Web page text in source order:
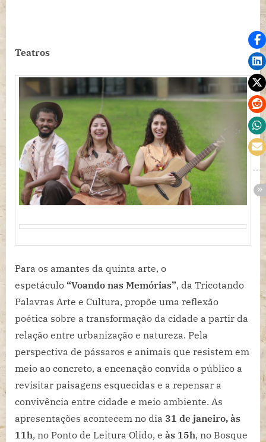
Teatros
Para os amantes da quinta arte, o
espetáculo “Voando nas Memórias”, da Tricotando
Palavras Arte e Cultura, propõe uma reflexão
poética sobre a transformação da cidade a partir da
relação entre urbanização e natureza. Pela
perspectiva de pássaros e animais que resistem em
meio ao concreto, a encenação convida o público a
revisitar paisagens esquecidas e a repensar a
convivência entre cidade e meio ambiente. As
apresentações acontecem no dia 31 de janeiro, às
11h, no Ponto de Leitura Olido, e às 15h, no Bosque